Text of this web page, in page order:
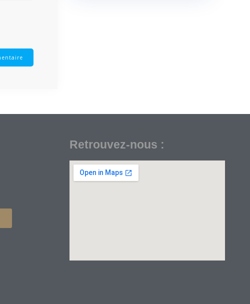
Retrouvez-nous :